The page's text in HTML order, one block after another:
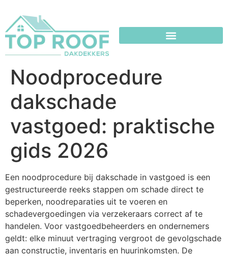
Noodprocedure
dakschade
vastgoed: praktische
gids 2026
Een noodprocedure bij dakschade in vastgoed is een
gestructureerde reeks stappen om schade direct te
beperken, noodreparaties uit te voeren en
schadevergoedingen via verzekeraars correct af te
handelen. Voor vastgoedbeheerders en ondernemers
geldt: elke minuut vertraging vergroot de gevolgschade
aan constructie, inventaris en huurinkomsten. De